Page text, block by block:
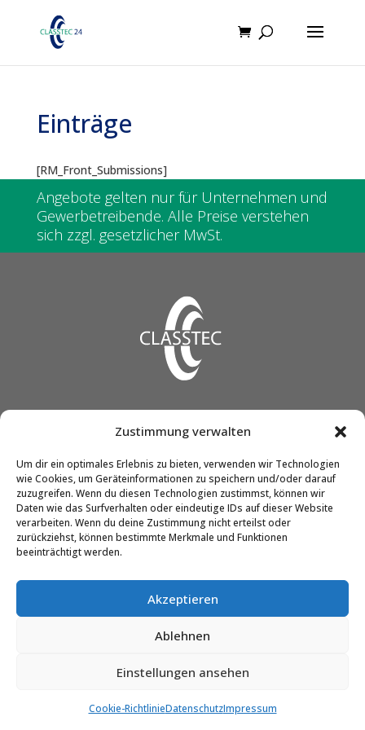
Zustimmung verwalten
Um dir ein optimales Erlebnis zu bieten, verwenden wir Technologien
wie Cookies, um Geräteinformationen zu speichern und/oder darauf
zuzugreifen. Wenn du diesen Technologien zustimmst, können wir
Daten wie das Surfverhalten oder eindeutige IDs auf dieser Website
verarbeiten. Wenn du deine Zustimmung nicht erteilst oder
zurückziehst, können bestimmte Merkmale und Funktionen
beeinträchtigt werden.
Akzeptieren
Ablehnen
Einstellungen ansehen
Cookie-RichtlinieDatenschutzImpressum
Products
Einträge
[RM_Front_Submissions]
Angebote gelten nur für Unternehmen und
Gewerbetreibende. Alle Preise verstehen
sich zzgl. gesetzlicher MwSt.
51545 Waldbröl
Telefon:02291 / 90298-0
E-Mail:info@classtec.de
Impressum